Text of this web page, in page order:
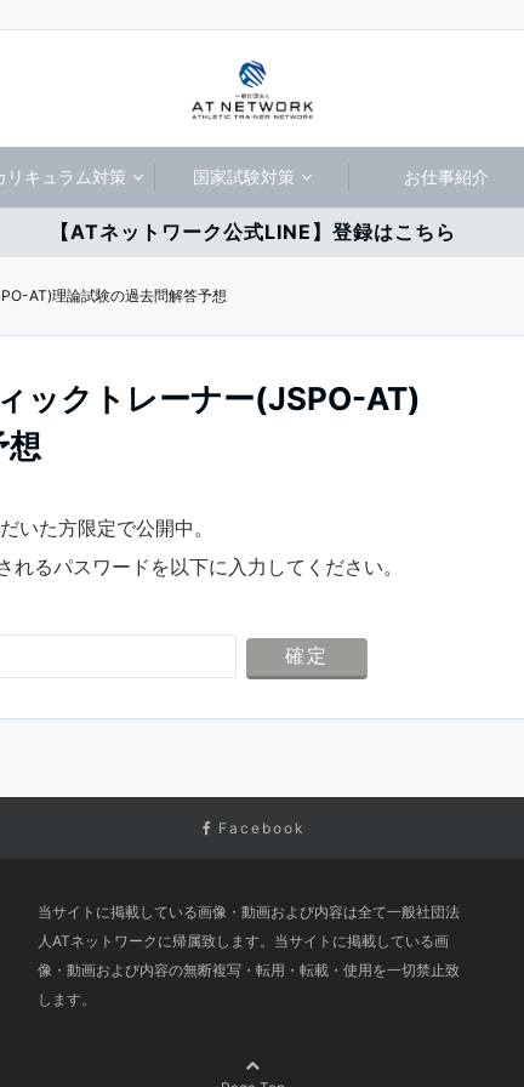
リキュラム対策 国家試験対策 お仕事紹介
【ATネットワーク公式LINE】登録はこちら
AT)理論試験の過去問解答予想
ックトレーナー(JSPO-AT)
想
いた方限定で公開中。
るパスワードを以下に入力してください。
Facebook
当サイトに掲載している画像・動画および内容は全て一般社団法
人ATネットワークに帰属致します。当サイトに掲載している画
像・動画および内容の無断複写・転用・転載・使用を一切禁止致
します。